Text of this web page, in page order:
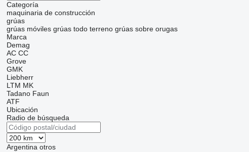
Categoría
maquinaria de construcción
grúas
grúas móviles grúas todo terreno grúas sobre orugas
Marca
Demag
AC CC
Grove
GMK
Liebherr
LTM MK
Tadano Faun
ATF
Ubicación
Radio de búsqueda
Argentina otros